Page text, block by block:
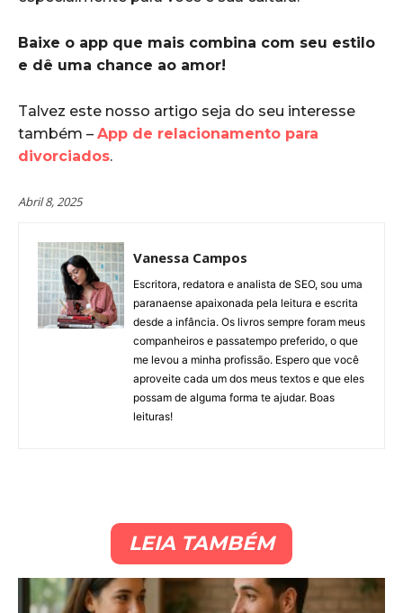
Baixe o app que mais combina com seu estilo
e dê uma chance ao amor!
Talvez este nosso artigo seja do seu interesse
também – App de relacionamento para
divorciados.
Abril 8, 2025
Vanessa Campos
Escritora, redatora e analista de SEO, sou uma
paranaense apaixonada pela leitura e escrita
desde a infância. Os livros sempre foram meus
companheiros e passatempo preferido, o que
me levou a minha profissão. Espero que você
aproveite cada um dos meus textos e que eles
possam de alguma forma te ajudar. Boas
leituras!
LEIA TAMBÉM